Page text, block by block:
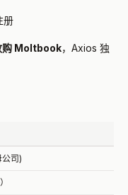
册
购 Moltbook，Axios 独
司)